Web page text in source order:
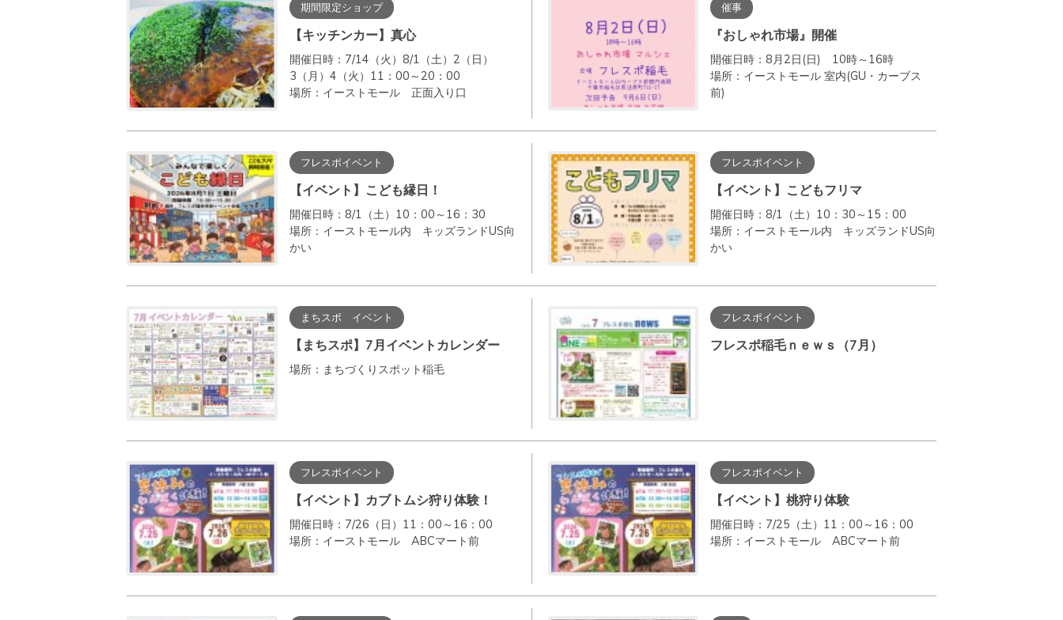
期間限定ショップ
【キッチンカー】真心
開催日時：7/14（火）8/1（土）2（日）
3（月）4（火）11：00～20：00
場所：イーストモール 正面入り口
催事
『おしゃれ市場』開催
開催日時：8月2日(日) 10時～16時
場所：イーストモール 室内(GU・カーブス
前)
フレスポイベント
【イベント】こども縁日！
開催日時：8/1（土）10：00～16：30
場所：イーストモール内 キッズランドUS向
かい
フレスポイベント
【イベント】こどもフリマ
開催日時：8/1（土）10：30～15：00
場所：イーストモール内 キッズランドUS向
かい
まちスポ イベント
【まちスポ】7月イベントカレンダー
場所：まちづくりスポット稲毛
フレスポイベント
フレスポ稲毛ｎｅｗｓ（7月）
フレスポイベント
【イベント】カブトムシ狩り体験！
開催日時：7/26（日）11：00～16：00
場所：イーストモール ABCマート前
フレスポイベント
【イベント】桃狩り体験
開催日時：7/25（土）11：00～16：00
場所：イーストモール ABCマート前